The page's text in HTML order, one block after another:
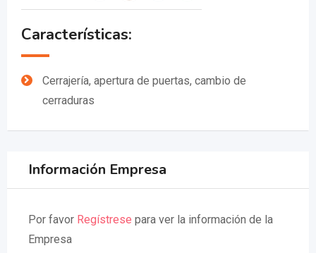
Características:
Cerrajería, apertura de puertas, cambio de
cerraduras
Información Empresa
Por favor Regístrese para ver la información de la
Empresa